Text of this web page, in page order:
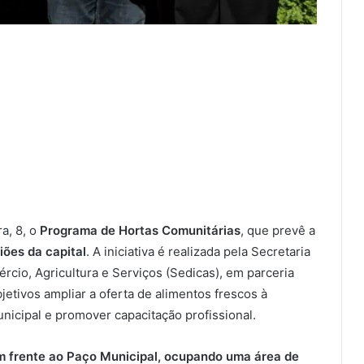
8, o Programa de Hortas Comunitárias, que prevê a
da capital. A iniciativa é realizada pela Secretaria
Agricultura e Serviços (Sedicas), em parceria
ampliar a oferta de alimentos frescos à
e promover capacitação profissional.
ao Paço Municipal, ocupando uma área de